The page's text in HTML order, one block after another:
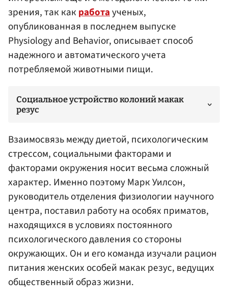
зрения, так как работаученых,
опубликованная в последнем выпуске
Physiology and Behavior, описывает способ
надежного и автоматического учета
потребляемой животными пищи.
Социальное устройство колоний макак
резус
Взаимосвязь между диетой, психологическим
стрессом, социальными факторами и
факторами окружения носит весьма сложный
характер. Именно поэтому Марк Уилсон,
руководитель отделения физиологии научного
центра, поставил работу на особях приматов,
находящихся в условиях постоянного
психологического давления со стороны
окружающих. Он и его команда изучали рацион
питания женских особей макак резус, ведущих
общественный образ жизни.